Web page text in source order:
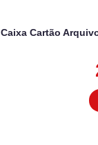
Caixa Cartão